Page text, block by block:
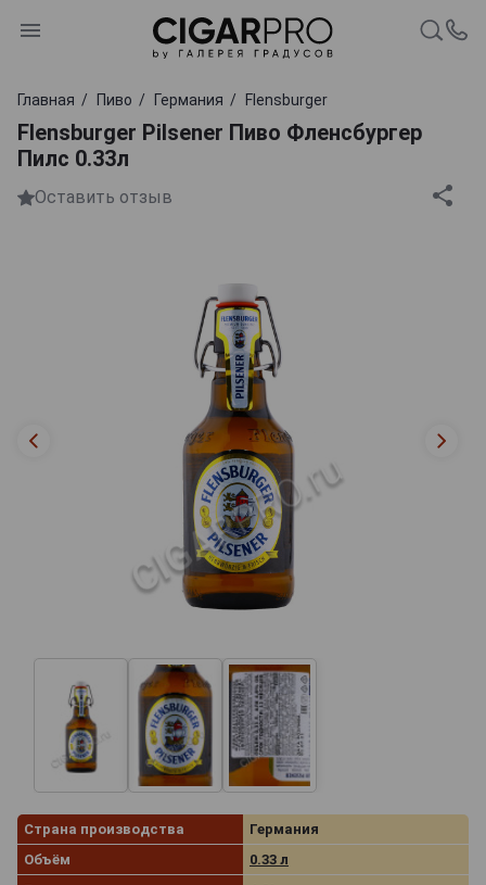
Главная Пиво Германия Flensburger
Flensburger Pilsener Пиво Фленсбургер
Пилс 0.33л
Оставить отзыв
Страна производства
Германия
Объём
0.33 л